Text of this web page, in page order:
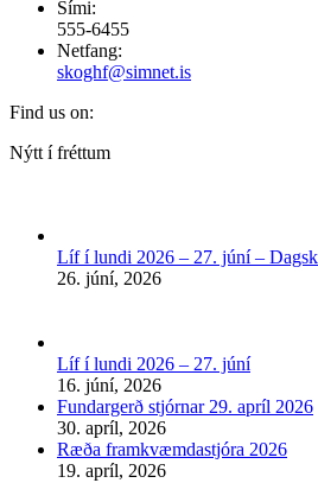
Sími:
555-6455
Netfang:
skoghf@simnet.is
Find us on:
Facebook
new
window
Nýtt í fréttum
Líf í lundi 2026 – 27. júní –
26. júní, 2026
Líf í lundi 2026 – 27. júní
16. júní, 2026
Fundargerð stjórnar 29. apríl 2026
30. apríl, 2026
Ræða framkvæmdastjóra 2026
19. apríl, 2026